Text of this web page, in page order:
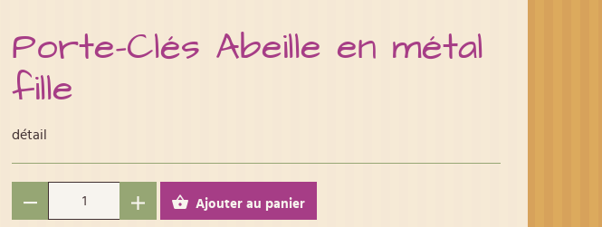
Porte-Clés Abeille en métal
fille
détail
Ajouter au panier